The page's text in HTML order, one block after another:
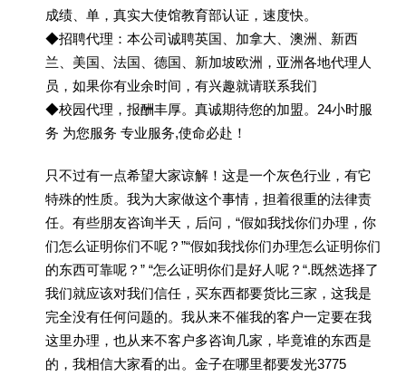
成绩、单，真实大使馆教育部认证，速度快。
◆招聘代理：本公司诚聘英国、加拿大、澳洲、新西
兰、美国、法国、德国、新加坡欧洲，亚洲各地代理人
员，如果你有业余时间，有兴趣就请联系我们
◆校园代理，报酬丰厚。真诚期待您的加盟。24小时服
务 为您服务 专业服务,使命必赴！
只不过有一点希望大家谅解！这是一个灰色行业，有它
特殊的性质。我为大家做这个事情，担着很重的法律责
任。有些朋友咨询半天，后问，“假如我找你们办理，你
们怎么证明你们不呢？”“假如我找你们办理怎么证明你们
的东西可靠呢？” “怎么证明你们是好人呢？“.既然选择了
我们就应该对我们信任，买东西都要货比三家，这我是
完全没有任何问题的。我从来不催我的客户一定要在我
这里办理，也从来不客户多咨询几家，毕竟谁的东西是
的，我相信大家看的出。金子在哪里都要发光3775